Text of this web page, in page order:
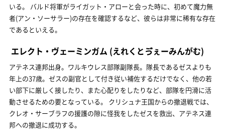
いる。 バルド将軍がライガット・アローと会った時に、初めて魔力無
者(アン・ソーサラー)の存在を確認するなど、彼らは非常に稀有な存在
であるといえる。
エレクト・ヴェーミンガム (えれくとゔぇーみんがむ)
アテネス連邦出身。ワルキウレス部隊副隊長。隊長であるゼスよりも
年上の37歳。ゼスの副官として付き従い補佐するだけでなく、他の若
い部下に厳しく接したり、また心配りをしたりなど、部隊を円滑に活
動させるための要となっている。 クリシュナ王国からの撤退戦では、
クレオ・サーブラフの援護の隙に怪我をしたゼスを救出、アテネス連
邦への撤退に成功する。